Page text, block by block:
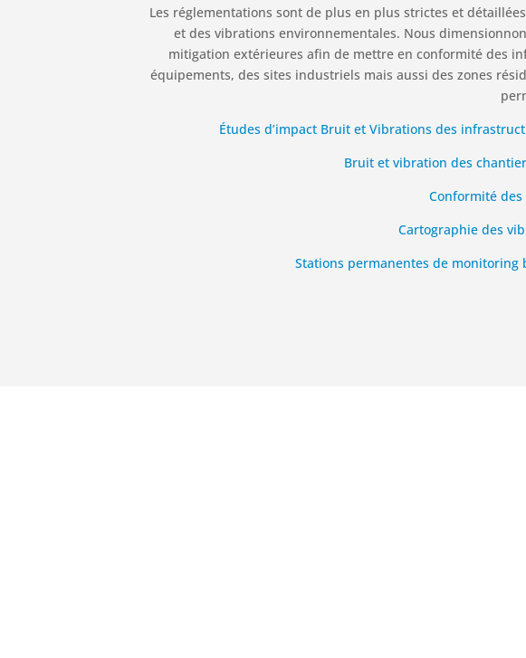
Les réglementations sont de plus en plus strictes et
et des vibrations environnementales. Nous
mitigation extérieures afin de mettre en conformité des
équipements, des sites industriels mais aussi des zones
Études d’impact Bruit et Vibrations des
Bruit et vibration des
Conformité des
Cartographie des
Stations permanentes de